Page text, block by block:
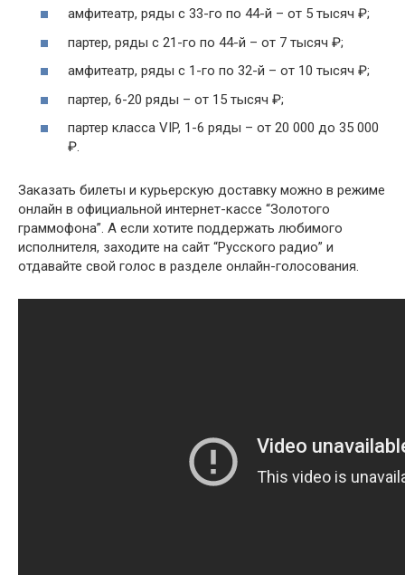
амфитеатр, ряды с 33-го по 44-й – от 5 тысяч ₽;
партер, ряды с 21-го по 44-й – от 7 тысяч ₽;
амфитеатр, ряды с 1-го по 32-й – от 10 тысяч ₽;
партер, 6-20 ряды – от 15 тысяч ₽;
партер класса VIP, 1-6 ряды – от 20 000 до 35 000
₽.
Заказать билеты и курьерскую доставку можно в режиме
онлайн в официальной интернет-кассе “Золотого
граммофона”. А если хотите поддержать любимого
исполнителя, заходите на сайт “Русского радио” и
отдавайте свой голос в разделе онлайн-голосования.